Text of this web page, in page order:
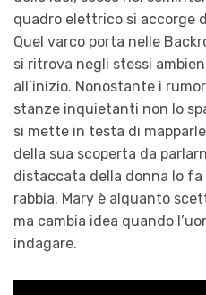
quadro elettrico si accorge
Quel varco porta nelle
si ritrova negli stessi
all’inizio. Nonostante i
stanze inquietanti non lo
si mette in testa di
della sua scoperta da
distaccata della donna lo fa
rabbia. Mary è alquanto
ma cambia idea quando
indagare.